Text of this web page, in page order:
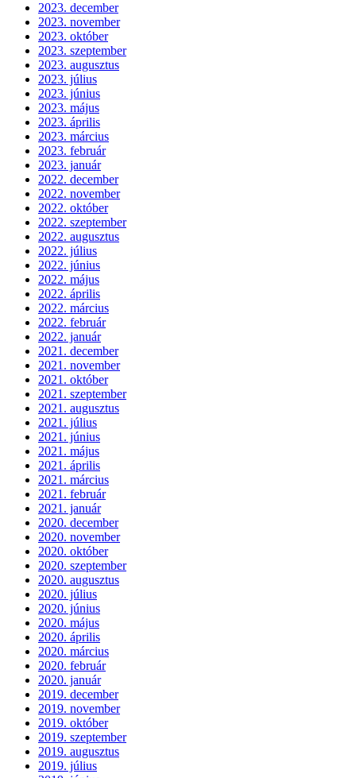
2023. december
2023. november
2023. október
2023. szeptember
2023. augusztus
2023. július
2023. június
2023. május
2023. április
2023. március
2023. február
2023. január
2022. december
2022. november
2022. október
2022. szeptember
2022. augusztus
2022. július
2022. június
2022. május
2022. április
2022. március
2022. február
2022. január
2021. december
2021. november
2021. október
2021. szeptember
2021. augusztus
2021. július
2021. június
2021. május
2021. április
2021. március
2021. február
2021. január
2020. december
2020. november
2020. október
2020. szeptember
2020. augusztus
2020. július
2020. június
2020. május
2020. április
2020. március
2020. február
2020. január
2019. december
2019. november
2019. október
2019. szeptember
2019. augusztus
2019. július